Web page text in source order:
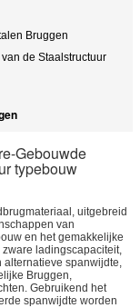
Bruggen
de Staalstructuur
Gebouwde
typebouw
uitgebreid
van
en het gemakkelijke
ladingscapaciteit,
alternatieve spanwijdte,
Bruggen,
Gebruikend het
spanwijdte worden